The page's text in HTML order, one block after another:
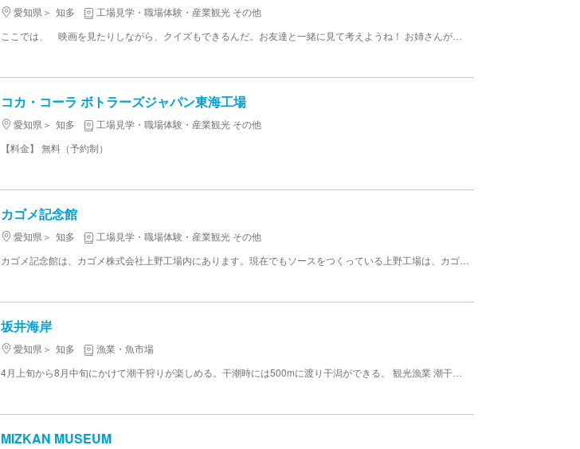
愛知県 知多
工場見学・職場体験・産業観光 その他
コカ・コーラ ボトラーズジャパン東海工場
愛知県 知多
工場見学・職場体験・産業観光 その他
【料金】 無料（予約制）
カゴメ記念館
愛知県 知多
工場見学・職場体験・産業観光 その他
坂井海岸
愛知県 知多
漁業・魚市場
MIZKAN MUSEUM